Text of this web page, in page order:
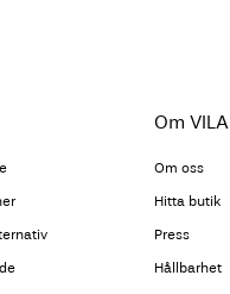
styla för olika tillfällen. Det
Med oändliga
och silhuetter
för att hylla feminin
hög hals och rund hals,
Om VILA
Om oss
Hitta butik
Press
Hållbarhet